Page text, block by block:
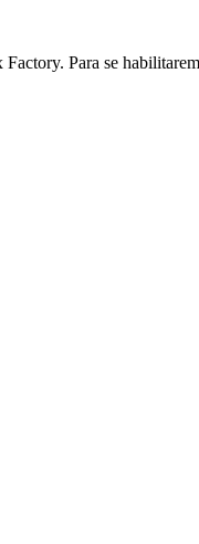
Para se